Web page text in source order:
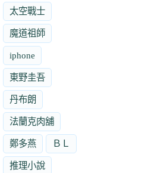
太空戰士
魔道祖師
iphone
東野圭吾
丹布朗
法蘭克肉舖
鄭多燕 ＢＬ
推理小說